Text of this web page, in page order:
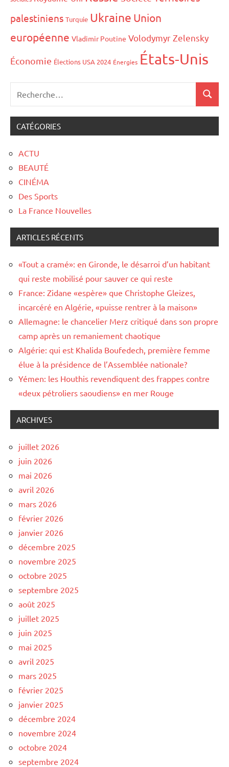
palestiniens Turquie Ukraine Union
européenne Vladimir Poutine Volodymyr Zelensky
Économie Élections USA 2024 Énergies États-Unis
CATÉGORIES
ACTU
BEAUTÉ
CINÉMA
Des Sports
La France Nouvelles
ARTICLES RÉCENTS
«Tout a cramé»: en Gironde, le désarroi d’un habitant
qui reste mobilisé pour sauver ce qui reste
France: Zidane «espère» que Christophe Gleizes,
incarcéré en Algérie, «puisse rentrer à la maison»
Allemagne: le chancelier Merz critiqué dans son propre
camp après un remaniement chaotique
Algérie: qui est Khalida Boufedech, première femme
élue à la présidence de l’Assemblée nationale?
Yémen: les Houthis revendiquent des frappes contre
«deux pétroliers saoudiens» en mer Rouge
ARCHIVES
juillet 2026
juin 2026
mai 2026
avril 2026
mars 2026
février 2026
janvier 2026
décembre 2025
novembre 2025
octobre 2025
septembre 2025
août 2025
juillet 2025
juin 2025
mai 2025
avril 2025
mars 2025
février 2025
janvier 2025
décembre 2024
novembre 2024
octobre 2024
septembre 2024